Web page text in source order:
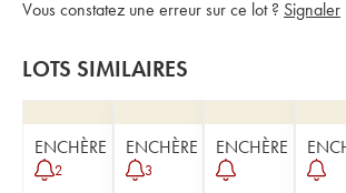
Vous constatez une erreur sur ce lot ? Signaler
LOTS SIMILAIRES
ENCHÈRE
2
ENCHÈRE
3
ENCHÈRE